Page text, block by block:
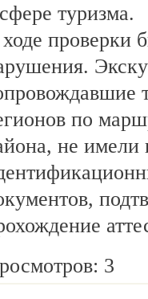
туризма.
проверки
по
не имели
3